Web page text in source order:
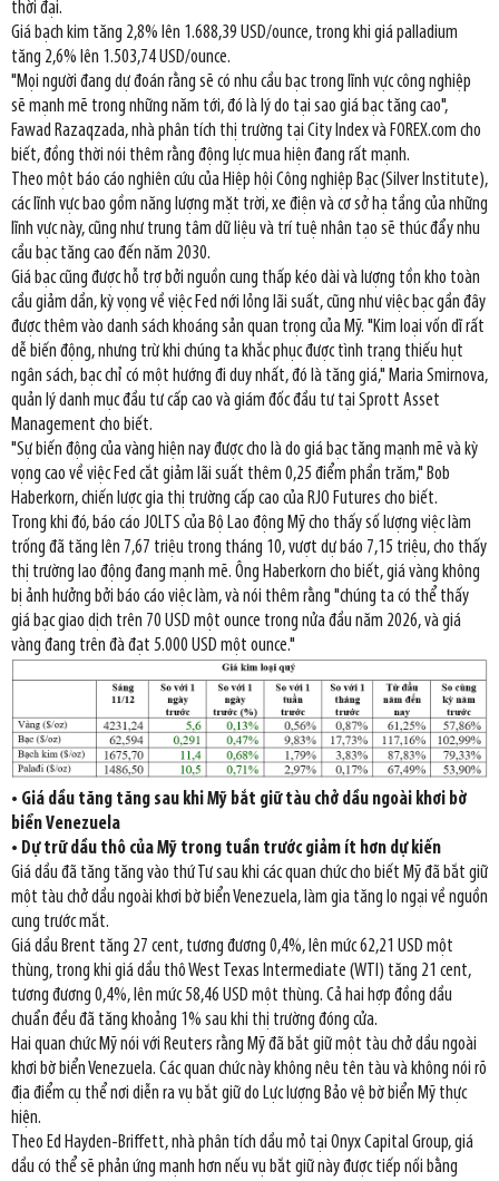
thời đại.
Giá bạch kim tăng 2,8% lên 1.688,39 USD/ounce, trong khi giá palladium
tăng 2,6% lên 1.503,74 USD/ounce.
"Mọi người đang dự đoán rằng sẽ có nhu cầu bạc trong lĩnh vực công nghiệp
sẽ mạnh mẽ trong những năm tới, đó là lý do tại sao giá bạc tăng cao",
Fawad Razaqzada, nhà phân tích thị trường tại City Index và FOREX.com cho
biết, đồng thời nói thêm rằng động lực mua hiện đang rất mạnh.
Theo một báo cáo nghiên cứu của Hiệp hội Công nghiệp Bạc (Silver Institute),
các lĩnh vực bao gồm năng lượng mặt trời, xe điện và cơ sở hạ tầng của những
lĩnh vực này, cũng như trung tâm dữ liệu và trí tuệ nhân tạo sẽ thúc đẩy nhu
cầu bạc tăng cao đến năm 2030.
Giá bạc cũng được hỗ trợ bởi nguồn cung thấp kéo dài và lượng tồn kho toàn
cầu giảm dần, kỳ vọng về việc Fed nới lỏng lãi suất, cũng như việc bạc gần đây
được thêm vào danh sách khoáng sản quan trọng của Mỹ. "Kim loại vốn dĩ rất
dễ biến động, nhưng trừ khi chúng ta khắc phục được tình trạng thiếu hụt
ngân sách, bạc chỉ có một hướng đi duy nhất, đó là tăng giá," Maria Smirnova,
quản lý danh mục đầu tư cấp cao và giám đốc đầu tư tại Sprott Asset
Management cho biết.
"Sự biến động của vàng hiện nay được cho là do giá bạc tăng mạnh mẽ và kỳ
vọng cao về việc Fed cắt giảm lãi suất thêm 0,25 điểm phần trăm," Bob
Haberkorn, chiến lược gia thị trường cấp cao của RJO Futures cho biết.
Trong khi đó, báo cáo JOLTS của Bộ Lao động Mỹ cho thấy số lượng việc làm
trống đã tăng lên 7,67 triệu trong tháng 10, vượt dự báo 7,15 triệu, cho thấy
thị trường lao động đang mạnh mẽ. Ông Haberkorn cho biết, giá vàng không
bị ảnh hưởng bởi báo cáo việc làm, và nói thêm rằng "chúng ta có thể thấy
giá bạc giao dịch trên 70 USD một ounce trong nửa đầu năm 2026, và giá
vàng đang trên đà đạt 5.000 USD một ounce."
• Giá dầu tăng tăng sau khi Mỹ bắt giữ tàu chở dầu ngoài khơi bờ
biển Venezuela
• Dự trữ dầu thô của Mỹ trong tuần trước giảm ít hơn dự kiến
Giá dầu đã tăng tăng vào thứ Tư sau khi các quan chức cho biết Mỹ đã bắt giữ
một tàu chở dầu ngoài khơi bờ biển Venezuela, làm gia tăng lo ngại về nguồn
cung trước mắt.
Giá dầu Brent tăng 27 cent, tương đương 0,4%, lên mức 62,21 USD một
thùng, trong khi giá dầu thô West Texas Intermediate (WTI) tăng 21 cent,
tương đương 0,4%, lên mức 58,46 USD một thùng. Cả hai hợp đồng dầu
chuẩn đều đã tăng khoảng 1% sau khi thị trường đóng cửa.
Hai quan chức Mỹ nói với Reuters rằng Mỹ đã bắt giữ một tàu chở dầu ngoài
khơi bờ biển Venezuela. Các quan chức này không nêu tên tàu và không nói rõ
địa điểm cụ thể nơi diễn ra vụ bắt giữ do Lực lượng Bảo vệ bờ biển Mỹ thực
hiện.
Theo Ed Hayden-Briffett, nhà phân tích dầu mỏ tại Onyx Capital Group, giá
dầu có thể sẽ phản ứng mạnh hơn nếu vụ bắt giữ này được tiếp nối bằng